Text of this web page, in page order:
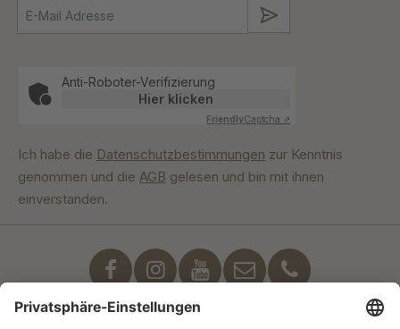
Anti-Roboter-Verifizierung
Hier klicken
FriendlyCaptcha ⇗
Ich habe die Datenschutzbestimmungen zur Kenntnis
genommen und die AGB gelesen und bin mit ihnen
einverstanden.